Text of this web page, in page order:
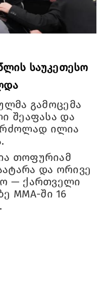
საუკეთესო
გამოცემა
შეაფასა და
ილია
თოფურიამ
და ორივე
— ქართველი
MMA-ში 16